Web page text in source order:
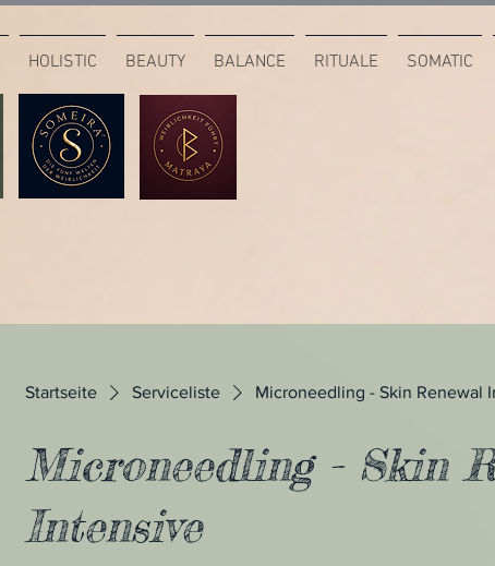
HOLISTIC BEAUTY BALANCE RITUALE SOMATIC
Startseite Serviceliste Microneedling - Skin Renewal
Microneedling - Skin
Intensive